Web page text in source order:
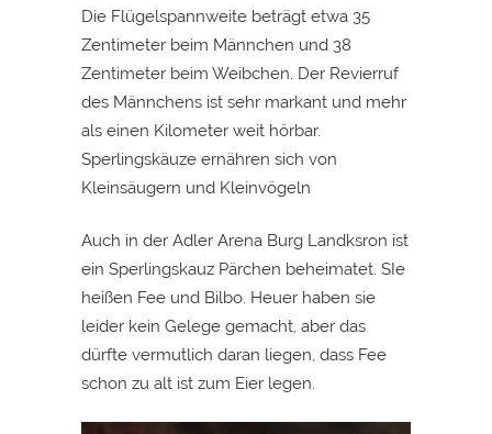
Die Flügelspannweite beträgt etwa 35
Zentimeter beim Männchen und 38
Zentimeter beim Weibchen. Der Revierruf
des Männchens ist sehr markant und mehr
als einen Kilometer weit hörbar.
Sperlingskäuze ernähren sich von
Kleinsäugern und Kleinvögeln
Auch in der Adler Arena Burg Landksron ist
ein Sperlingskauz Pärchen beheimatet. SIe
heißen Fee und Bilbo. Heuer haben sie
leider kein Gelege gemacht, aber das
dürfte vermutlich daran liegen, dass Fee
schon zu alt ist zum Eier legen.